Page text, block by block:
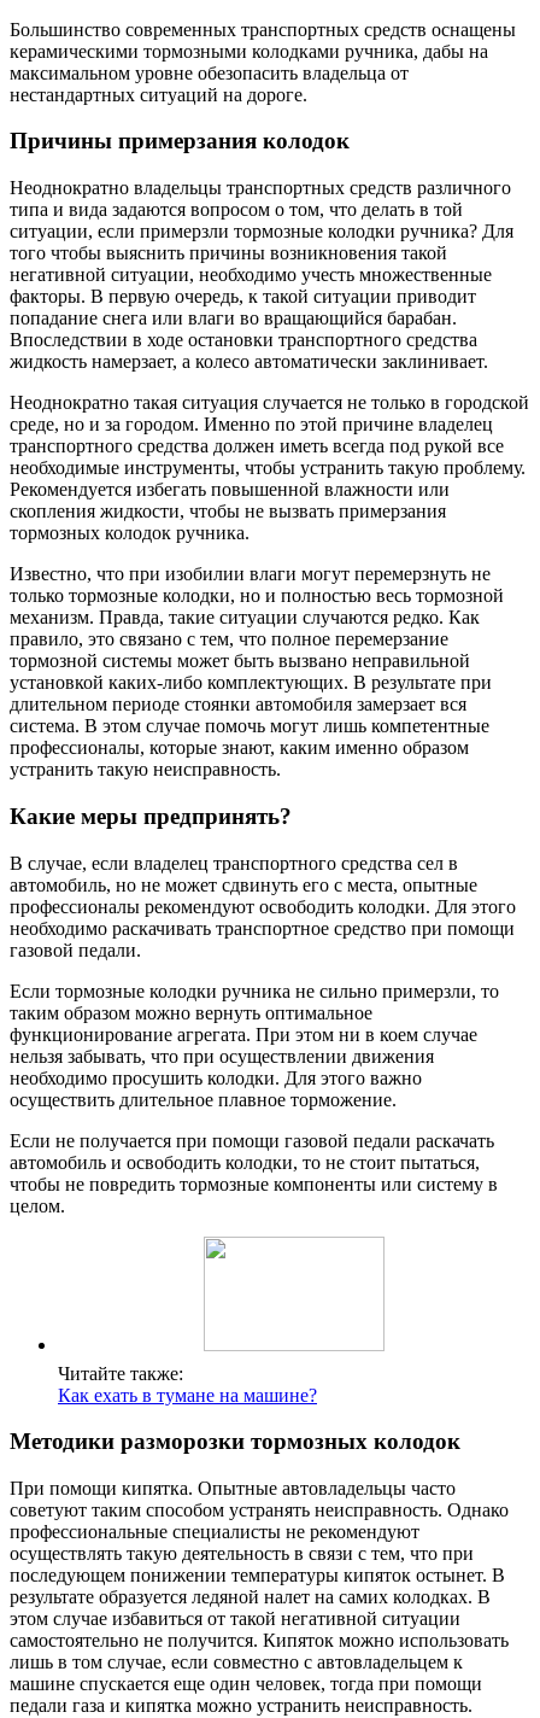
Большинство современных транспортных средств оснащены
керамическими тормозными колодками ручника, дабы на
максимальном уровне обезопасить владельца от
нестандартных ситуаций на дороге.
Причины примерзания колодок
Неоднократно владельцы транспортных средств различного
типа и вида задаются вопросом о том, что делать в той
ситуации, если примерзли тормозные колодки ручника? Для
того чтобы выяснить причины возникновения такой
негативной ситуации, необходимо учесть множественные
факторы. В первую очередь, к такой ситуации приводит
попадание снега или влаги во вращающийся барабан.
Впоследствии в ходе остановки транспортного средства
жидкость намерзает, а колесо автоматически заклинивает.
Неоднократно такая ситуация случается не только в городской
среде, но и за городом. Именно по этой причине владелец
транспортного средства должен иметь всегда под рукой все
необходимые инструменты, чтобы устранить такую проблему.
Рекомендуется избегать повышенной влажности или
скопления жидкости, чтобы не вызвать примерзания
тормозных колодок ручника.
Известно, что при изобилии влаги могут перемерзнуть не
только тормозные колодки, но и полностью весь тормозной
механизм. Правда, такие ситуации случаются редко. Как
правило, это связано с тем, что полное перемерзание
тормозной системы может быть вызвано неправильной
установкой каких-либо комплектующих. В результате при
длительном периоде стоянки автомобиля замерзает вся
система. В этом случае помочь могут лишь компетентные
профессионалы, которые знают, каким именно образом
устранить такую неисправность.
Какие меры предпринять?
В случае, если владелец транспортного средства сел в
автомобиль, но не может сдвинуть его с места, опытные
профессионалы рекомендуют освободить колодки. Для этого
необходимо раскачивать транспортное средство при помощи
газовой педали.
Если тормозные колодки ручника не сильно примерзли, то
таким образом можно вернуть оптимальное
функционирование агрегата. При этом ни в коем случае
нельзя забывать, что при осуществлении движения
необходимо просушить колодки. Для этого важно
осуществить длительное плавное торможение.
Если не получается при помощи газовой педали раскачать
автомобиль и освободить колодки, то не стоит пытаться,
чтобы не повредить тормозные компоненты или систему в
целом.
Читайте также:
Как ехать в тумане на машине?
Методики разморозки тормозных колодок
При помощи кипятка. Опытные автовладельцы часто
советуют таким способом устранять неисправность. Однако
профессиональные специалисты не рекомендуют
осуществлять такую деятельность в связи с тем, что при
последующем понижении температуры кипяток остынет. В
результате образуется ледяной налет на самих колодках. В
этом случае избавиться от такой негативной ситуации
самостоятельно не получится. Кипяток можно использовать
лишь в том случае, если совместно с автовладельцем к
машине спускается еще один человек, тогда при помощи
педали газа и кипятка можно устранить неисправность.